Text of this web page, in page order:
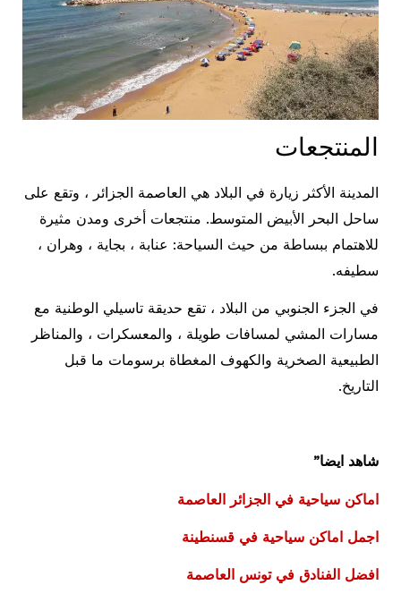
المنتجعات
المدينة الأكثر زيارة في البلاد هي العاصمة الجزائر ، وتقع على
ساحل البحر الأبيض المتوسط. منتجعات أخرى ومدن مثيرة
للاهتمام ببساطة من حيث السياحة: عنابة ، بجاية ، وهران ،
سطيفه.
في الجزء الجنوبي من البلاد ، تقع حديقة تاسيلي الوطنية مع
مسارات المشي لمسافات طويلة ، والمعسكرات ، والمناظر
الطبيعية الصخرية والكهوف المغطاة برسومات ما قبل
التاريخ.
شاهد ايضا”
اماكن سياحية في الجزائر العاصمة
اجمل اماكن سياحية في قسنطينة
افضل الفنادق في تونس العاصمة